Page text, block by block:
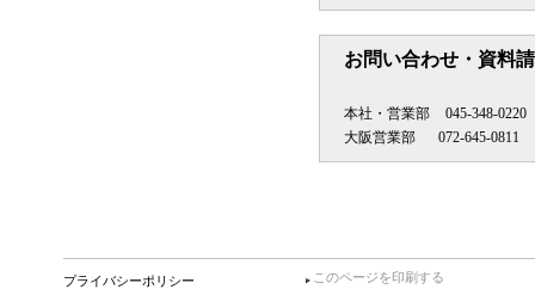
お問い合わせ・資料
本社・営業部
045-348-0220
大阪営業部
072-645-0811
プライバシーポリシー このページを印刷する